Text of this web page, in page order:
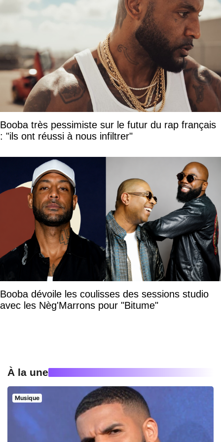
Booba très pessimiste sur le futur du rap français
: "ils ont réussi à nous infiltrer"
Booba dévoile les coulisses des sessions studio
avec les Nèg'Marrons pour "Bitume"
À la une
Musique